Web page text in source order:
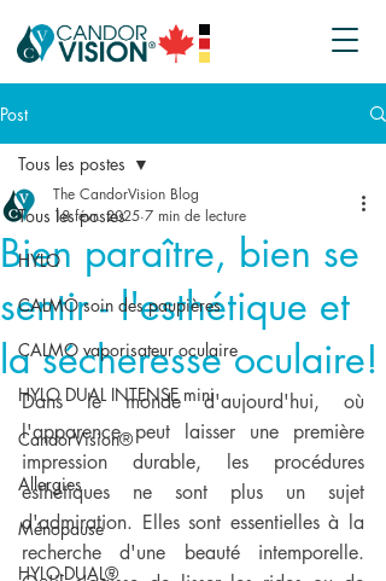
Post
Tous les postes
HYLO
CALMO soin des paupières
CALMO vaporisateur oculaire
HYLO DUAL INTENSE mini
CandorVision®
Allergies
Ménopause
HYLO-DUAL®
Tous les postes
Bien paraître, bien se
sentir - l'esthétique et
la sécheresse oculaire!
The CandorVision Blog
18 févr. 2025 7 min de lecture
Dans le monde d'aujourd'hui, où
l'apparence peut laisser une première
impression durable, les procédures
esthétiques ne sont plus un sujet
d'admiration. Elles sont essentielles à la
recherche d'une beauté intemporelle.